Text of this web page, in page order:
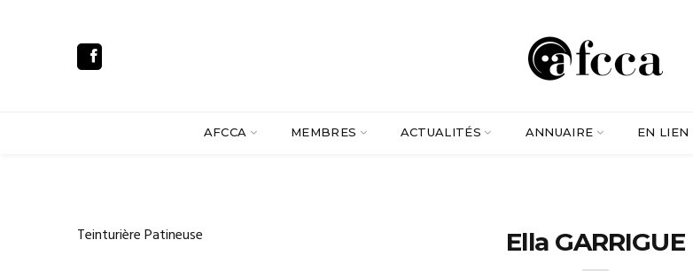
AFCCA MEMBRES ACTUALITÉS ANNUAIRE EN LIEN
Ella GARRIGUE
Teinturière Patineuse